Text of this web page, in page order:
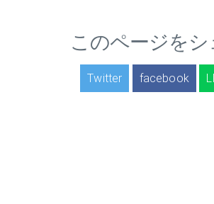
このページをシ
Twitter facebook